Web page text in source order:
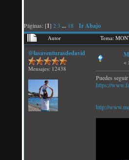
Páginas: [1] 23 ... 18 Ir Abajo
Autor Tema:
@lasaventurasdedavid
Mensajes: 12438
« :
Puedes
https://
http://